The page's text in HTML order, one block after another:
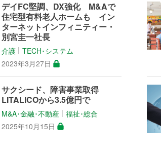
デイFC堅調、DX強化 M&Aで
住宅型有料老人ホームも イン
ターネットインフィニティー・
別宮圭一社長
介護 │TECH･システム
2023年3月27日
サクシード、障害事業取得
LITALICOから3.5億円で
M&A･金融･不動産 │福祉･総合
2025年10月15日